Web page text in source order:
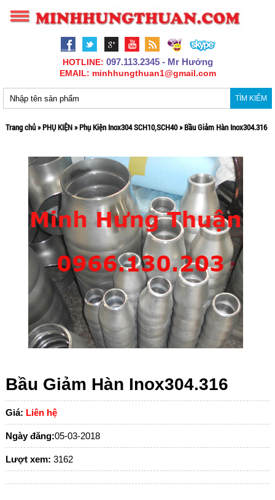
HOTLINE: 097.113.2345 - Mr Hưởng
EMAIL: minhhungthuan1@gmail.com
TÌM KIẾM
Trang chủ»PHỤ KIỆN»Phụ Kiện Inox304 SCH10,SCH40»Bầu Giảm Hàn Inox304.316
Bầu Giảm Hàn Inox304.316
Giá: Liên hệ
Ngày đăng:05-03-2018
Lượt xem: 3162